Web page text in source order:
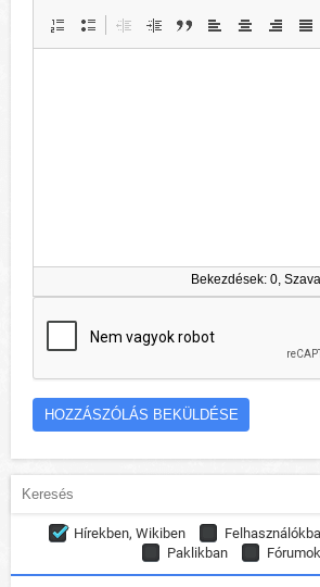
Bekezdések: 0,
Hírekben, Wikiben
Paklikban